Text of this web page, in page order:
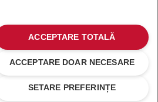
SETARE PREFERINȚE
ACCEPTARE DOAR NECESARE
ACCEPTARE TOTALĂ